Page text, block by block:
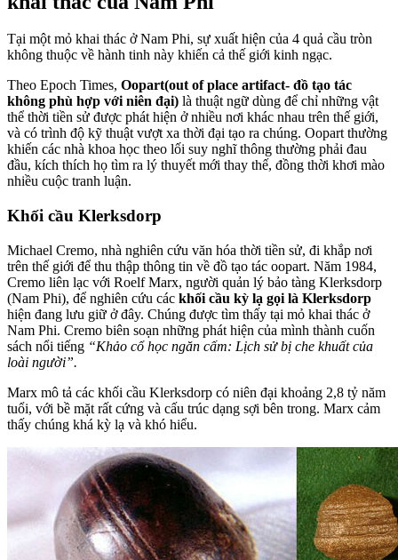
Tại một mỏ khai thác ở Nam Phi, sự xuất hiện của 4 quả cầu tròn
không thuộc về hành tinh này khiến cả thế giới kinh ngạc.
Theo Epoch Times, Oopart(out of place artifact- đồ tạo tác
không phù hợp với niên đại) là thuật ngữ dùng để chỉ những vật
thể thời tiền sử được phát hiện ở nhiều nơi khác nhau trên thế giới,
và có trình độ kỹ thuật vượt xa thời đại tạo ra chúng. Oopart thường
khiến các nhà khoa học theo lối suy nghĩ thông thường phải đau
đầu, kích thích họ tìm ra lý thuyết mới thay thế, đồng thời khơi mào
nhiều cuộc tranh luận.
Khối cầu Klerksdorp
Michael Cremo, nhà nghiên cứu văn hóa thời tiền sử, đi khắp nơi
trên thế giới để thu thập thông tin về đồ tạo tác oopart. Năm 1984,
Cremo liên lạc với Roelf Marx, người quản lý bảo tàng Klerksdorp
(Nam Phi), để nghiên cứu các khối cầu kỳ lạ gọi là Klerksdorp
hiện đang lưu giữ ở đây. Chúng được tìm thấy tại mỏ khai thác ở
Nam Phi. Cremo biên soạn những phát hiện của mình thành cuốn
sách nổi tiếng “Khảo cổ học ngăn cấm: Lịch sử bị che khuất của
loài người”.
Marx mô tả các khối cầu Klerksdorp có niên đại khoảng 2,8 tỷ năm
tuổi, với bề mặt rất cứng và cấu trúc dạng sợi bên trong. Marx cảm
thấy chúng khá kỳ lạ và khó hiểu.